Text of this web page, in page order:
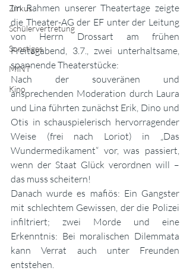
Zirkus
Schülervertretung
Sonstiges
MINT
Kino
Im Rahmen unserer Theatertage zeigte
die Theater-AG der EF unter der Leitung
von Herrn Drossart am frühen
Freitagabend, 3.7., zwei unterhaltsame,
spannende Theaterstücke:
Nach der souveränen und
ansprechenden Moderation durch Laura
und Lina führten zunächst Erik, Dino und
Otis in schauspielerisch hervorragender
Weise (frei nach Loriot) in „Das
Wundermedikament“ vor, was passiert,
wenn der Staat Glück verordnen will –
das muss scheitern!
Danach wurde es mafiös: Ein Gangster
mit schlechtem Gewissen, der die Polizei
infiltriert; zwei Morde und eine
Erkenntnis: Bei moralischen Dilemmata
kann Verrat auch unter Freunden
entstehen.